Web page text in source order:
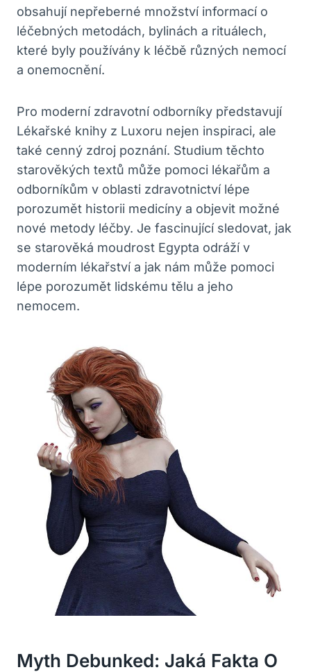
obsahují nepřeberné množství informací o
léčebných metodách, bylinách a rituálech,
které byly používány k léčbě různých nemocí
a onemocnění.
Pro moderní zdravotní odborníky představují
Lékařské knihy z Luxoru nejen inspiraci, ale
také cenný zdroj poznání. Studium těchto
starověkých textů může pomoci lékařům a
odborníkům v oblasti zdravotnictví lépe
porozumět historii medicíny a objevit možné
nové metody léčby. Je fascinující sledovat, jak
se starověká moudrost Egypta odráží v
moderním lékařství a jak nám může pomoci
lépe porozumět lidskému tělu a jeho
nemocem.
Myth Debunked: Jaká Fakta O